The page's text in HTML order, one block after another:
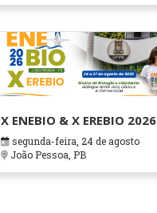
X ENEBIO & X EREBIO 2026
segunda-feira, 24 de agosto
João Pessoa, PB